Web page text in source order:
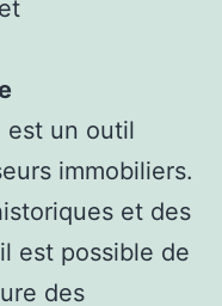
est un outil
immobiliers.
et des
est possible de
des